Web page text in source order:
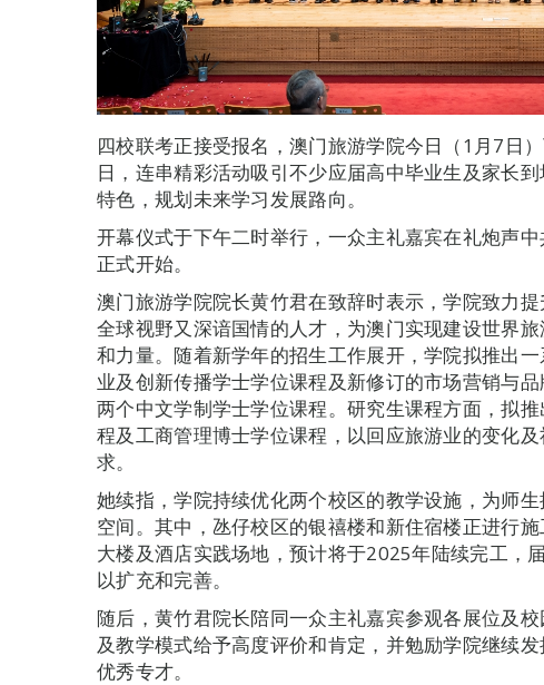
四校联考正接受报名，澳门旅游学院今日（1月7日
日，连串精彩活动吸引不少应届高中毕业生及家长
特色，规划未来学习发展路向。
开幕仪式于下午二时举行，一众主礼嘉宾在礼炮声
正式开始。
澳门旅游学院院长黄竹君在致辞时表示，学院致力
全球视野又深谙国情的人才，为澳门实现建设世界
和力量。随着新学年的招生工作展开，学院拟推出
业及创新传播学士学位课程及新修订的市场营销与
两个中文学制学士学位课程。研究生课程方面，拟
程及工商管理博士学位课程，以回应旅游业的变化
求。
她续指，学院持续优化两个校区的教学设施，为师
空间。其中，氹仔校区的银禧楼和新住宿楼正进行
大楼及酒店实践场地，预计将于2025年陆续完工，
以扩充和完善。
随后，黄竹君院长陪同一众主礼嘉宾参观各展位及
及教学模式给予高度评价和肯定，并勉励学院继续
优秀专才。